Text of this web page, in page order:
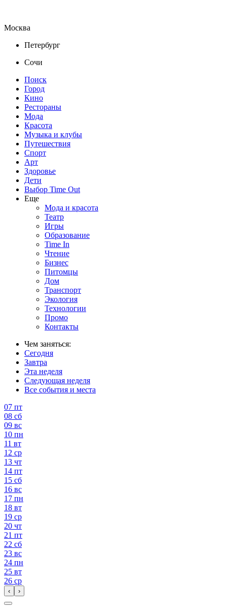
Москва
Петербург
Сочи
Поиск
Город
Кино
Рестораны
Мода
Красота
Музыка и клубы
Путешествия
Спорт
Арт
Здоровье
Дети
Выбор Time Out
Еще
Мода и красота
Театр
Игры
Образование
Time In
Чтение
Бизнес
Питомцы
Дом
Транспорт
Экология
Технологии
Промо
Контакты
Чем заняться:
Сегодня
Завтра
Эта неделя
Следующая неделя
Все события и места
07 пт
08 сб
09 вс
10 пн
11 вт
12 ср
13 чт
14 пт
15 сб
16 вс
17 пн
18 вт
19 ср
20 чт
21 пт
22 сб
23 вс
24 пн
25 вт
26 ср
‹ ›